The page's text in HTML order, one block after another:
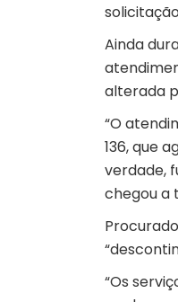
Ainda
alterada
“O
136, que
verdade,
chegou a
“Os